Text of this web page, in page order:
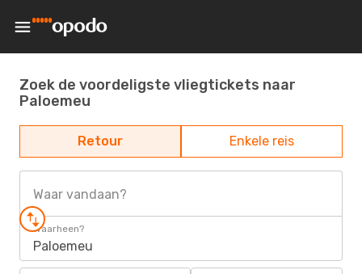
Zoek de voordeligste vliegtickets naar
Paloemeu
Retour Enkele reis
Waar vandaan?
Waarheen?
Paloemeu